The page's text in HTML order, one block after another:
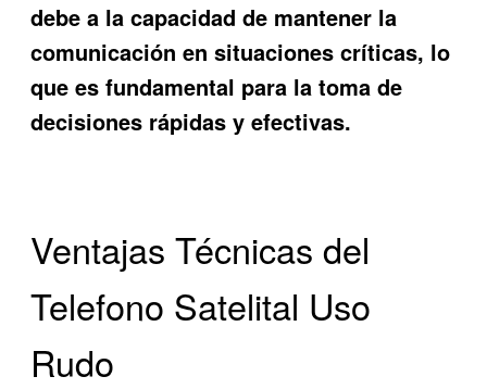
debe a la capacidad de mantener la
comunicación en situaciones críticas, lo
que es fundamental para la toma de
decisiones rápidas y efectivas.
Ventajas Técnicas del
Telefono Satelital Uso
Rudo